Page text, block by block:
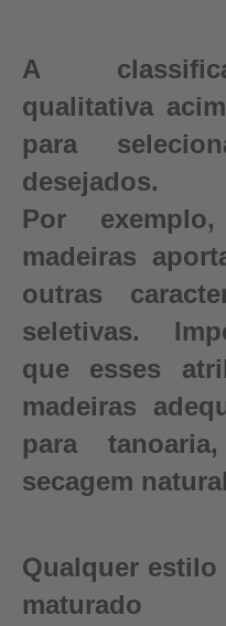
A
qualitativa
para
desejados.
Por
madeiras
outras
seletivas.
que esses
madeiras
para
secagem
Qualquer